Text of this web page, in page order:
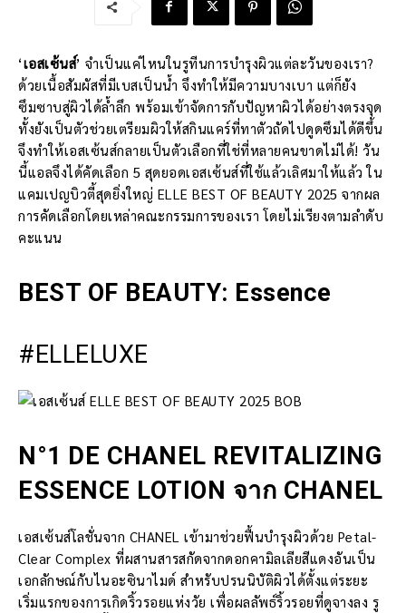
‘เอสเซ้นส์’ จำเป็นแค่ไหนในรูทีนการบำรุงผิวแต่ละวันของเรา?
ด้วยเนื้อสัมผัสที่มีเบสเป็นน้ำ จึงทำให้มีความบางเบา แต่ก็ยัง
ซึมซาบสู่ผิวได้ล้ำลึก พร้อมเข้าจัดการกับปัญหาผิวได้อย่างตรงจุด
ทั้งยังเป็นตัวช่วยเตรียมผิวให้สกินแคร์ที่ทาตัวถัดไปดูดซึมได้ดีขึ้น
จึงทำให้เอสเซ้นส์กลายเป็นตัวเลือกที่ใช่ที่หลายคนขาดไม่ได้! วัน
นี้แอลจึงได้คัดเลือก 5 สุดยอดเอสเซ้นส์ที่ใช้แล้วเลิศมาให้แล้ว ใน
แคมเปญบิวตี้สุดยิ่งใหญ่ ELLE BEST OF BEAUTY 2025 จากผล
การคัดเลือกโดยเหล่าคณะกรรมการของเรา โดยไม่เรียงตามลำดับ
คะแนน
BEST OF BEAUTY: Essence
#ELLELUXE
N°1 DE CHANEL REVITALIZING
ESSENCE LOTION จาก CHANEL
เอสเซ้นส์โลชั่นจาก CHANEL เข้ามาช่วยฟื้นบำรุงผิวด้วย Petal-
Clear Complex ที่ผสานสารสกัดจากดอกคามิลเลียสีแดงอันเป็น
เอกลักษณ์กับไนอะซินาไมด์ สำหรับปรนนิบัติผิวได้ตั้งแต่ระยะ
เริ่มแรกของการเกิดริ้วรอยแห่งวัย เพื่อผลลัพธ์ริ้วรอยที่ดูจางลง รู